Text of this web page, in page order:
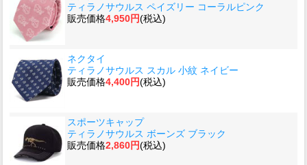
ティラノサウルス ペイズリー コーラルピンク
販売価格4,950円(税込)
ネクタイ
ティラノサウルス スカル 小紋 ネイビー
販売価格4,400円(税込)
スポーツキャップ
ティラノサウルス ボーンズ ブラック
販売価格2,860円(税込)